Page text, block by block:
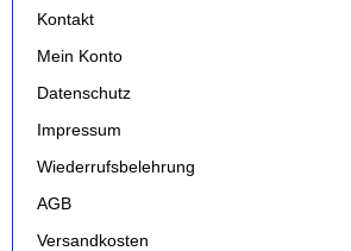
Kontakt
Mein Konto
Datenschutz
Impressum
Wiederrufsbelehrung
AGB
Versandkosten